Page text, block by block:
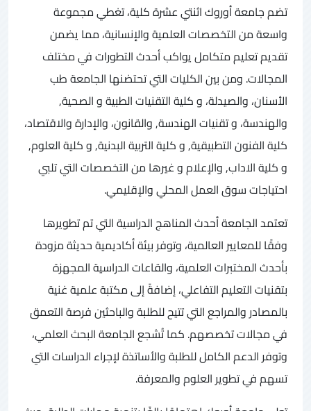
تضم جامعة أوروك اثنتي عشرة كلية، تغطي مجموعة
واسعة من التخصصات العلمية والإنسانية، مما يضمن
تقديم تعليم متكامل يواكب أحدث التطورات في مختلف
المجالات. ومن بين الكليات التي تحتضنها الجامعة طب
الأسنان، والصيدلة، و كلية التقنيات الطبية و الصحية,
والهندسة، و تقنيات الهندسة, والقانون، والإدارة والاقتصاد،
كلية الفنون التطبيقية, و كلية التربية البدنية, و كلية العلوم,
و كلية الاداب, والإعلام و غيرها من التخصصات التي تلبي
احتياجات سوق العمل المحلي والإقليمي.
تعتمد الجامعة أحدث المناهج الدراسية التي تم تطويرها
وفقًا للمعايير العالمية، وتوفر بيئة أكاديمية حديثة مزودة
بأحدث المختبرات العلمية، والقاعات الدراسية المجهزة
بتقنيات التعليم التفاعلي، إضافةً إلى مكتبة علمية غنية
بالمصادر والمراجع التي تتيح للطلبة والباحثين فرصة التعمق
في مجالات تخصصهم. كما تُشجع الجامعة البحث العلمي،
وتوفر الدعم الكامل للطلبة والأساتذة لإجراء الدراسات التي
تسهم في تطوير العلوم والمعرفة.